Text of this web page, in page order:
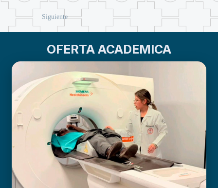
Siguiente
OFERTA ACADEMICA